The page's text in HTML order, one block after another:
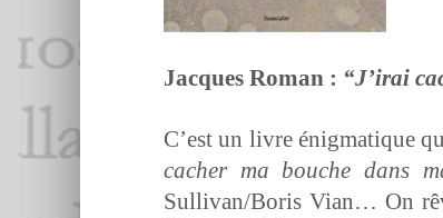
Jacques Roman : “J’i­rai
C’est un livre énig­ma­tique
cacher ma bouche dans
Sullivan/Boris Vian… On